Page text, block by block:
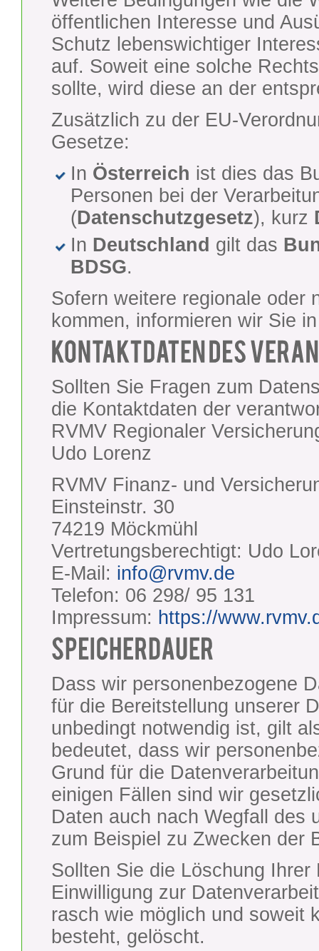
öffentlichen Interesse und
Schutz lebenswichtiger
auf. Soweit eine solche
sollte, wird diese an der
Zusätzlich zu der EU-
Gesetze:
In Österreich ist dies das
Personen bei der
(Datenschutzgesetz), kurz
In Deutschland gilt das
BDSG.
Sofern weitere regionale oder
kommen, informieren wir Sie
Sollten Sie Fragen zum
die Kontaktdaten der
RVMV Regionaler
Udo Lorenz
RVMV Finanz- und
Einsteinstr. 30
74219 Möckmühl
Vertretungsberechtigt: Udo
E-Mail: info@rvmv.de
Telefon: 06 298/ 95 131
Impressum: https://
Dass wir personenbezogene
für die Bereitstellung unserer
unbedingt notwendig ist, gilt
bedeutet, dass wir
Grund für die
einigen Fällen sind wir
Daten auch nach Wegfall des
zum Beispiel zu Zwecken der
Sollten Sie die Löschung
Einwilligung zur
rasch wie möglich und soweit
besteht, gelöscht.